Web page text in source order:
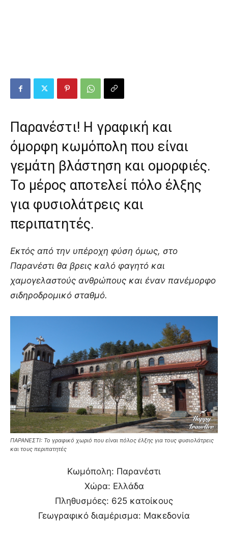
Παρανέστι! Η γραφική και
όμορφη κωμόπολη που είναι
γεμάτη βλάστηση και ομορφιές.
Το μέρος αποτελεί πόλο έλξης
για φυσιολάτρεις και
περιπατητές.
Εκτός από την υπέροχη φύση όμως, στο
Παρανέστι θα βρεις καλό φαγητό και
χαμογελαστούς ανθρώπους και έναν πανέμορφο
σιδηροδρομικό σταθμό.
ΠΑΡΑΝΕΣΤΙ: Το γραφικό χωριό που είναι πόλος έλξης για τους φυσιολάτρεις
και τους περιπατητές
Κωμόπολη: Παρανέστι
Χώρα: Ελλάδα
Πληθυσμόες: 625 κατοίκους
Γεωγραφικό διαμέρισμα: Μακεδονία